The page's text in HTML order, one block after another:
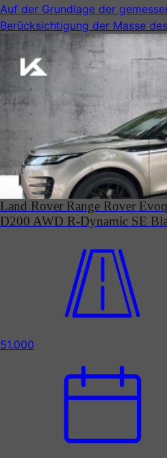
Auf der Grundlage der
Be­rück­sicht­ig­ung der Masse
Land Rover Range Rover
D200 AWD R-Dynamic SE
51.000